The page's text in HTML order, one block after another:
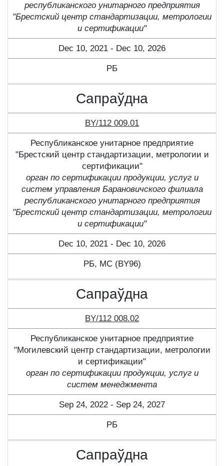
республиканского унитарного предприятия
"Брестский центр стандартизации, метрологии
и сертификации"
Dec 10, 2021 - Dec 10, 2026
РБ
Сапраўдна
BY/112 009.01
Республиканское унитарное предприятие
"Брестский центр стандартизации, метрологии и
сертификации"
орган по сертификации продукции, услуг и
систем управления Барановичского филиала
республиканского унитарного предприятия
"Брестский центр стандартизации, метрологии
и сертификации"
Dec 10, 2021 - Dec 10, 2026
РБ, МС (BY96)
Сапраўдна
BY/112 008.02
Республиканское унитарное предприятие
"Могилевский центр стандартизации, метрологии
и сертификации"
орган по сертификации продукции, услуг и
систем менеджмента
Sep 24, 2022 - Sep 24, 2027
РБ
Сапраўдна